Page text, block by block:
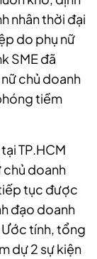
nhân thời đại
do phụ nữ
SME đã
chủ doanh
tiềm
TP.HCM
chủ doanh
tục được
đạo doanh
Ước tính, tổng
dự 2 sự kiện